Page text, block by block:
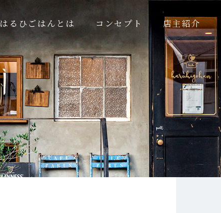
はるひごはんとは コンセプト 店主紹介